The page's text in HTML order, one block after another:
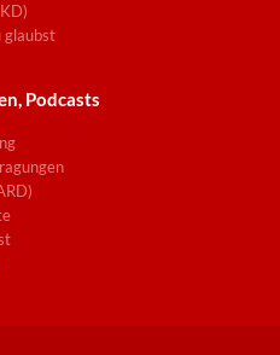
glaubst
Podcasts